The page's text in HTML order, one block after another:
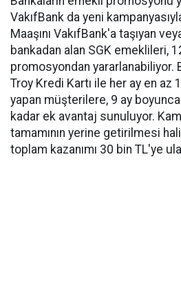
VakıfBank da yeni
Maaşını VakıfBank'a taşıyan
bankadan alan SGK emeklileri,
promosyondan yararlanabiliyor.
Troy Kredi Kartı ile her ay en az
yapan müşterilere, 9 ay
kadar ek avantaj sunuluyor.
tamamının yerine getirilmesi
toplam kazanımı 30 bin TL'ye